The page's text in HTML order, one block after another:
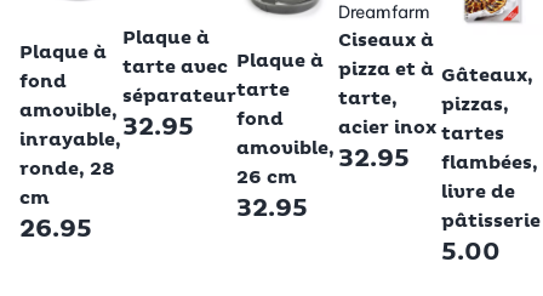
Betty Bossi
Plaque à
fond
amovible,
inrayable,
ronde, 28
cm
26.95
Plaque à
tarte avec
séparateur
32.95
Betty Bossi
Plaque à
tarte
fond
amovible,
26 cm
32.95
Dreamfarm
Ciseaux à
pizza et à
tarte,
acier inox
32.95
Gâteaux,
pizzas,
tartes
flambées,
livre de
pâtisserie
5.00